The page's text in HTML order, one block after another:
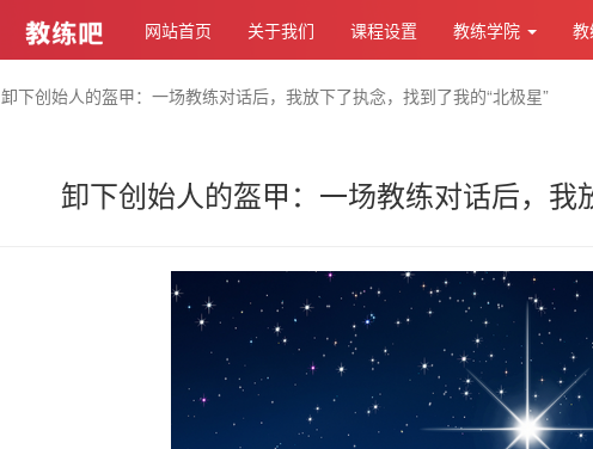
网站首页 关于我们 课程设置 教练学院
卸下创始人的盔甲：一场教练对话后，我放下了执念，找到了我的“北极星”
卸下创始人的盔甲：一场教练对话后，我